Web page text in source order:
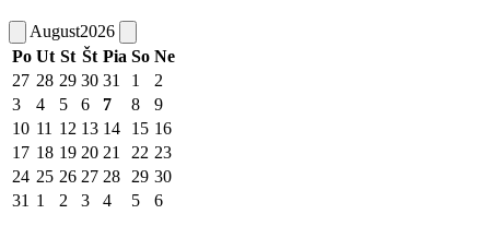
August2026
Po Ut St Št Pia So Ne
27 28 29 30 31 1
2
3
4 5 6 7 8
9
10 11 12 13 14 15 16
17 18 19 20 21 22 23
24 25 26 27 28 29 30
31 1 2 3 4 5 6